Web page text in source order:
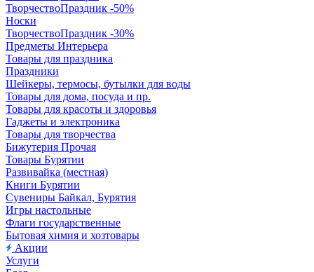
ТворчествоПраздник -50%
Носки
ТворчествоПраздник -30%
Предметы Интерьера
Товары для праздника
Праздники
Шейкеры, термосы, бутылки для воды
Товары для дома, посуда и пр.
Товары для красоты и здоровья
Гаджеты и электроника
Товары для творчества
Бижутерия Прочая
Товары Бурятии
Развивайка (местная)
Книги Бурятии
Сувениры Байкал, Бурятия
Игры настольные
Флаги государственные
Бытовая химия и хозтовары
Акции
Услуги